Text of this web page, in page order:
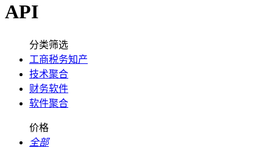
API
分类筛选
工商税务知产
技术聚合
财务软件
软件聚合
价格
全部